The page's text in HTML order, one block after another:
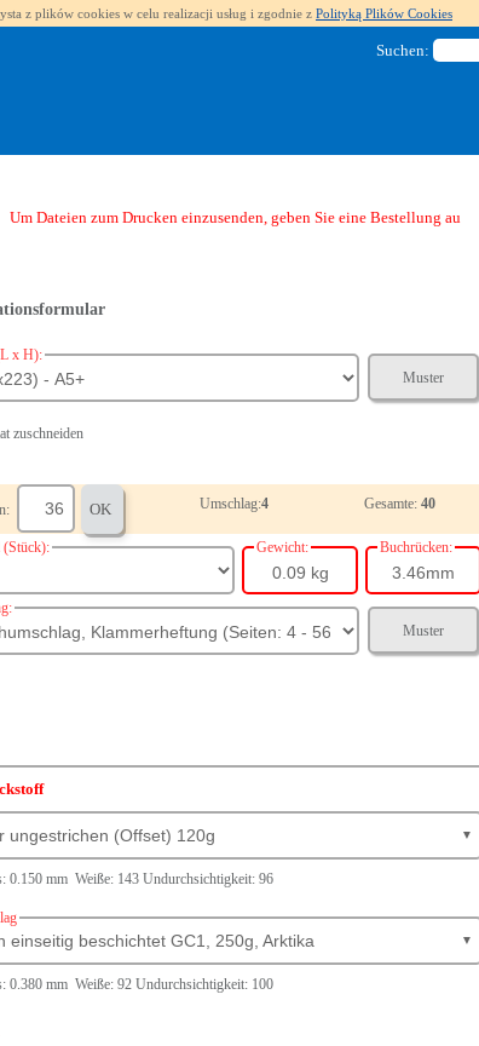
z plików cookies w celu realizacji usług i zgodnie z Polityką Plików Cookies
Suchen:
Um Dateien zum Drucken einzusenden, geben Sie eine Bestellung auf.
x H):
Muster
zuschneiden
OK Umschlag:4 Gesamte:40
(Stück): Gewicht:
0.09 kg
Buchrücken:
3.46mm
Muster
ungestrichen (Offset) 120g ▼
0.150 mm Weiße: 143 Undurchsichtigkeit: 96
einseitig beschichtet GC1, 250g, Arktika ▼
0.380 mm Weiße: 92 Undurchsichtigkeit: 100